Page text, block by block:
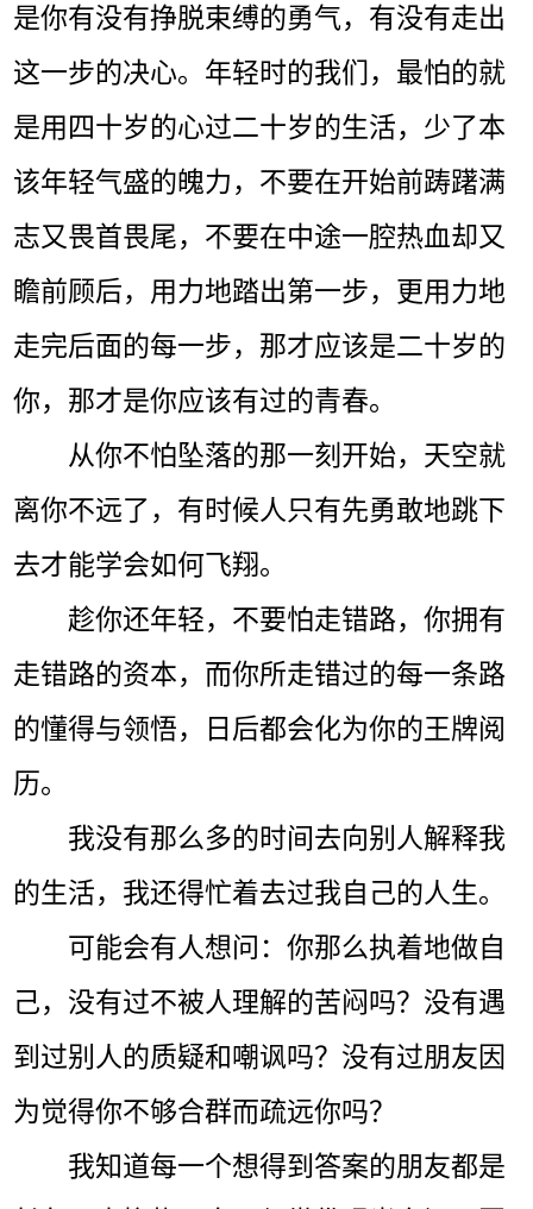
是你有没有挣脱束缚的勇气，有没有走出
这一步的决心。年轻时的我们，最怕的就
是用四十岁的心过二十岁的生活，少了本
该年轻气盛的魄力，不要在开始前踌躇满
志又畏首畏尾，不要在中途一腔热血却又
瞻前顾后，用力地踏出第一步，更用力地
走完后面的每一步，那才应该是二十岁的
你，那才是你应该有过的青春。
从你不怕坠落的那一刻开始，天空就
离你不远了，有时候人只有先勇敢地跳下
去才能学会如何飞翔。
趁你还年轻，不要怕走错路，你拥有
走错路的资本，而你所走错过的每一条路
的懂得与领悟，日后都会化为你的王牌阅
历。
我没有那么多的时间去向别人解释我
的生活，我还得忙着去过我自己的人生。
可能会有人想问：你那么执着地做自
己，没有过不被人理解的苦闷吗？没有遇
到过别人的质疑和嘲讽吗？没有过朋友因
为觉得你不够合群而疏远你吗？
我知道每一个想得到答案的朋友都是